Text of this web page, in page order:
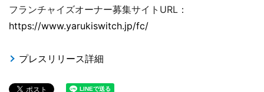
フランチャイズオーナー募集サイトURL：
https://www.yarukiswitch.jp/fc/
プレスリリース詳細